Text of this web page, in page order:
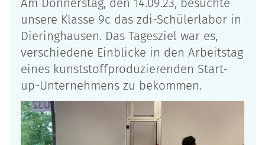
Am Donnerstag, den 14.09.23, besuchte
unsere Klasse 9c das zdi-Schülerlabor in
Dieringhausen. Das Tagesziel war es,
verschiedene Einblicke in den Arbeitstag
eines kunststoffproduzierenden Start-
up-Unternehmens zu bekommen.